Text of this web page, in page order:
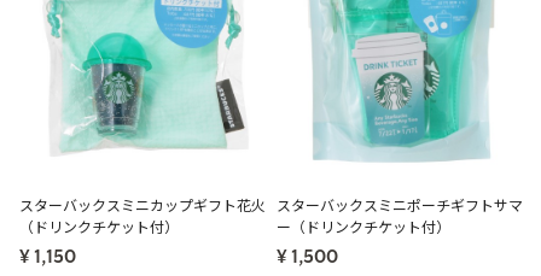
スターバックスミニカップギフト花火
（ドリンクチケット付）
¥ 1,150
スターバックスミニポーチギフトサマ
ー（ドリンクチケット付）
¥ 1,500